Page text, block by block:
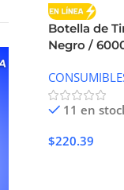
Botella de
Negro /
11 en
$220.39